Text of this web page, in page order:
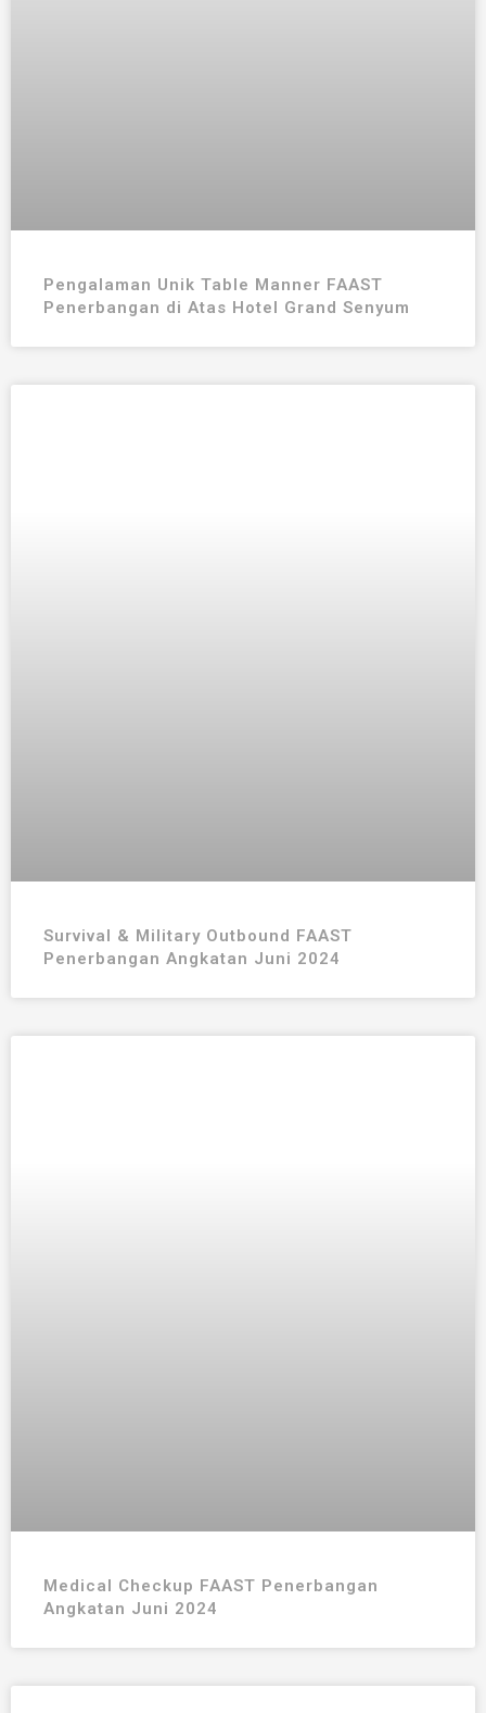
Pengalaman Unik Table Manner FAAST
Penerbangan di Atas Hotel Grand Senyum
Survival & Military Outbound FAAST
Penerbangan Angkatan Juni 2024
Medical Checkup FAAST Penerbangan
Angkatan Juni 2024